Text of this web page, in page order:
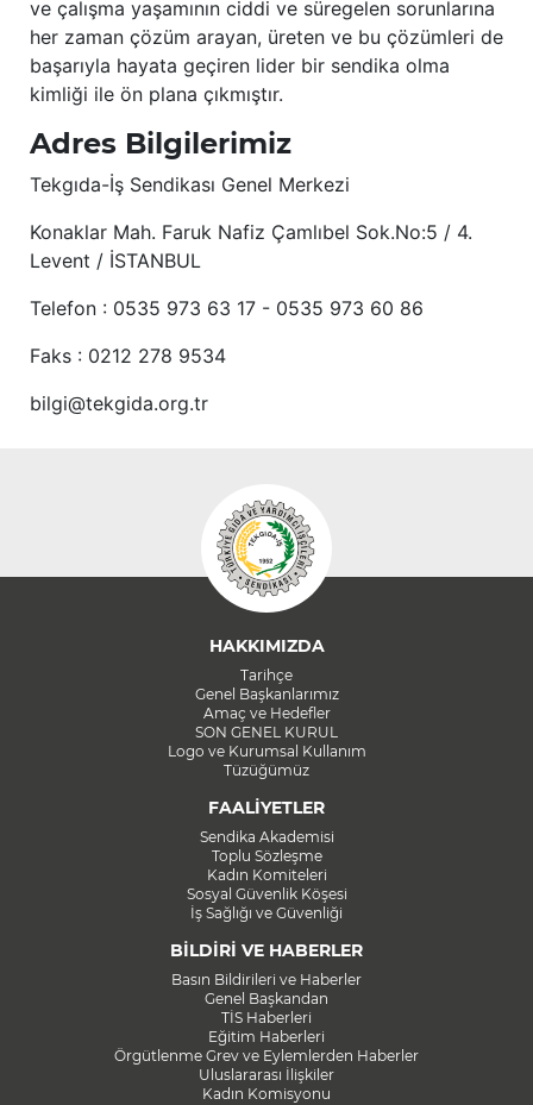
ve çalışma yaşamının ciddi ve süregelen sorunlarına
her zaman çözüm arayan, üreten ve bu çözümleri de
başarıyla hayata geçiren lider bir sendika olma
kimliği ile ön plana çıkmıştır.
Adres Bilgilerimiz
Tekgıda-İş Sendikası Genel Merkezi
Konaklar Mah. Faruk Nafiz Çamlıbel Sok.No:5 / 4.
Levent / İSTANBUL
Telefon : 0535 973 63 17 - 0535 973 60 86
Faks : 0212 278 9534
bilgi@tekgida.org.tr
HAKKIMIZDA
Tarihçe
Genel Başkanlarımız
Amaç ve Hedefler
SON GENEL KURUL
Logo ve Kurumsal Kullanım
Tüzüğümüz
FAALİYETLER
Sendika Akademisi
Toplu Sözleşme
Kadın Komiteleri
Sosyal Güvenlik Köşesi
İş Sağlığı ve Güvenliği
BİLDİRİ VE HABERLER
Basın Bildirileri ve Haberler
Genel Başkandan
TİS Haberleri
Eğitim Haberleri
Örgütlenme Grev ve Eylemlerden Haberler
Uluslararası İlişkiler
Kadın Komisyonu